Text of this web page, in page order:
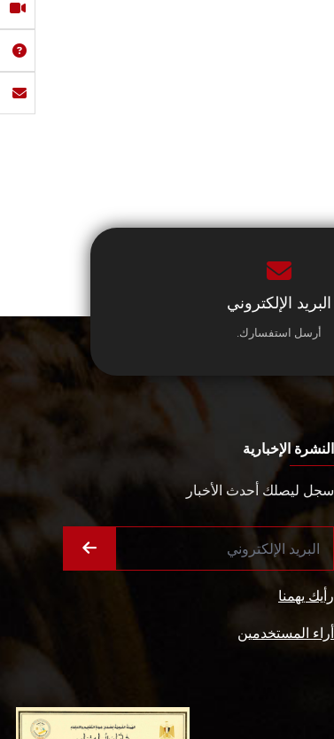
البريد الإلكتروني
أرسل استفسارك.
النشرة الإخبارية
سجل ليصلك أحدث الأخبار
رأيك يهمنا
أراء المستخدمين